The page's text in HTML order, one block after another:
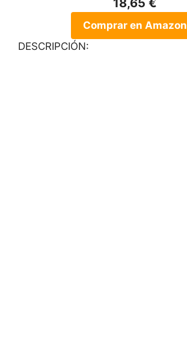
Comprar en Amazon
DESCRIPCIÓN: